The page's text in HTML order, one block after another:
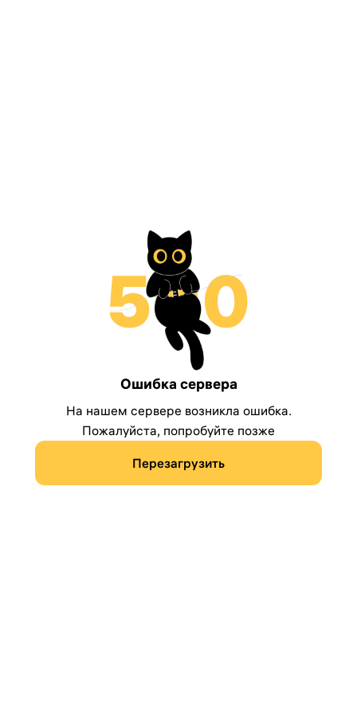
Ошибка сервера
На нашем сервере возникла ошибка.
Пожалуйста, попробуйте позже
Перезагрузить